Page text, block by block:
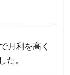
月利を高く
。